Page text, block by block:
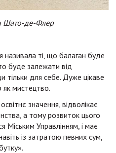
Шато-де-Флер
називала ті, що балаган буде
буде залежати від
тільки для себе. Дуже цікаве
як мистецтво.
значення, відволікає
а тому розвиток цього
Міським Управлінням, і має
із затратою певних сум,